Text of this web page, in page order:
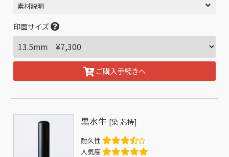
素材説明
印面サイズ
ご購入手続きへ
黒水牛 [染 芯持]
耐久性
人気度